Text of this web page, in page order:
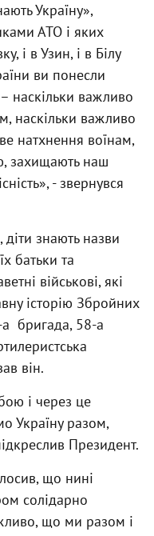
Україну»,
АТО і яких
і в Узин, і в Білу
ви понесли
наскільки важливо
наскільки важливо
натхнення воїнам,
захищають наш
- звернувся
знають назви
батьки та
військові, які
історію Збройних
бригада, 58-а
він.
і через це
Україну разом,
Президент.
що нині
солідарно
що ми разом і